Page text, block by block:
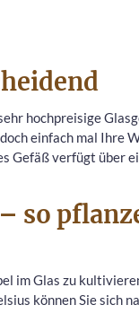
hochpreisige
einfach mal Ihre
Gefäß verfügt über
im Glas zu
können Sie sich